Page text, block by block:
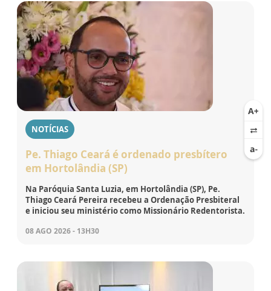
NOTÍCIAS
Pe. Thiago Ceará é ordenado presbítero
em Hortolândia (SP)
Na Paróquia Santa Luzia, em Hortolândia (SP), Pe.
Thiago Ceará Pereira recebeu a Ordenação Presbiteral
e iniciou seu ministério como Missionário Redentorista.
08 AGO 2026 - 13H30